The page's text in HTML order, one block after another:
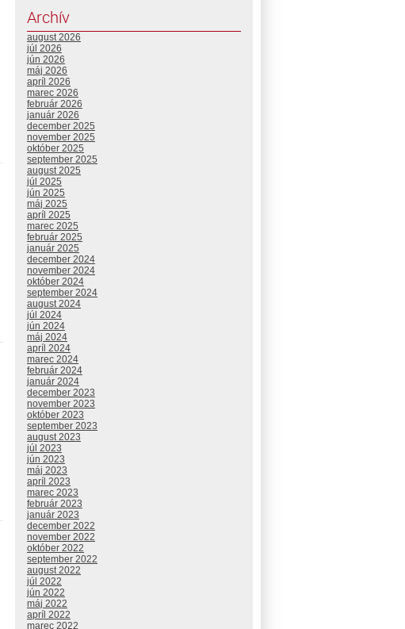
Archív
august 2026
júl 2026
jún 2026
máj 2026
apríl 2026
marec 2026
február 2026
január 2026
december 2025
november 2025
október 2025
september 2025
august 2025
júl 2025
jún 2025
máj 2025
apríl 2025
marec 2025
február 2025
január 2025
december 2024
november 2024
október 2024
september 2024
august 2024
júl 2024
jún 2024
máj 2024
apríl 2024
marec 2024
február 2024
január 2024
december 2023
november 2023
október 2023
september 2023
august 2023
júl 2023
jún 2023
máj 2023
apríl 2023
marec 2023
február 2023
január 2023
december 2022
november 2022
október 2022
september 2022
august 2022
júl 2022
jún 2022
máj 2022
apríl 2022
marec 2022